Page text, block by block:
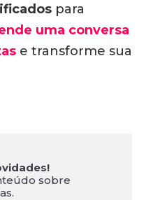
para
uma conversa
e transforme sua
sobre